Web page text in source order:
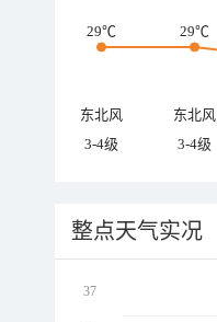
29℃ 29℃
东北风 东北风
3-4级
3-4级
整点天气实况
37